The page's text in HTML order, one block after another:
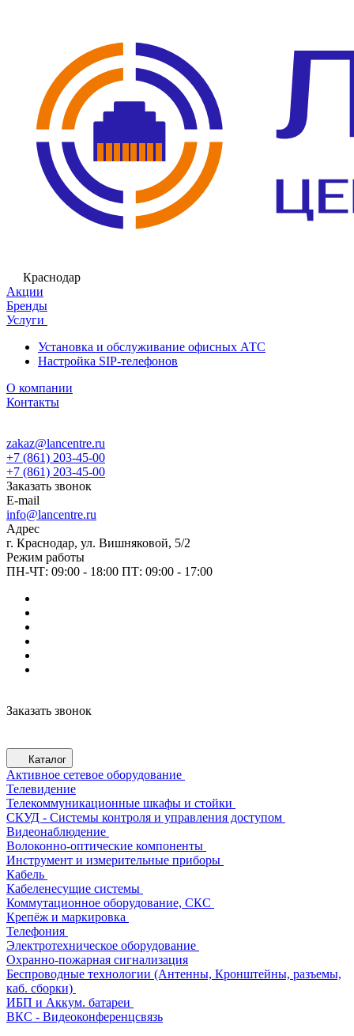
Краснодар
Акции
Бренды
Услуги
Установка и обслуживание офисных АТС
Настройка SIP-телефонов
О компании
Контакты
zakaz@lancentre.ru
+7 (861) 203-45-00
+7 (861) 203-45-00
Заказать звонок
E-mail
info@lancentre.ru
Адрес
г. Краснодар, ул. Вишняковой, 5/2
Режим работы
ПН-ЧТ: 09:00 - 18:00 ПТ: 09:00 - 17:00
Заказать звонок
Каталог
Активное сетевое оборудование
Телевидение
Телекоммуникационные шкафы и стойки
СКУД - Системы контроля и управления доступом
Видеонаблюдение
Волоконно-оптические компоненты
Инструмент и измерительные приборы
Кабель
Кабеленесущие системы
Коммутационное оборудование, СКС
Крепёж и маркировка
Телефония
Электротехническое оборудование
Охранно-пожарная сигнализация
Беспроводные технологии (Антенны, Кронштейны, разъемы,
каб. сборки)
ИБП и Аккум. батареи
ВКС - Видеоконференцсвязь